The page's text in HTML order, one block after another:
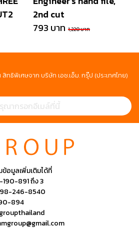
2nd cut
793 บาท 1,220 บาท
ทธิพิเศษจาก บริษัท เอช.เอ็ม. กรุ๊ป (ประเทศไทย)
อมูลเพิ่มเติมได้ที่
891 ถึง 3
246-8540
894